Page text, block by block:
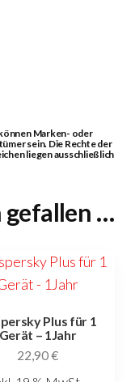
Marken- oder
sein. Die Rechte der
liegen ausschließlich
gefallen …
Plus für 1
Gerät – 1Jahr
22,90€